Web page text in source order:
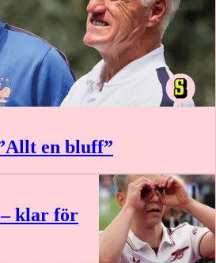
en bluff”
klar för